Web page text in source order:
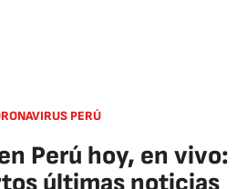
PERÚ
Perú hoy, en vivo: